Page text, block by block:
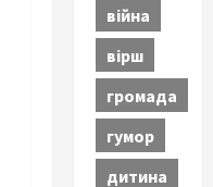
війна
вірш
громада
гумор
дитина